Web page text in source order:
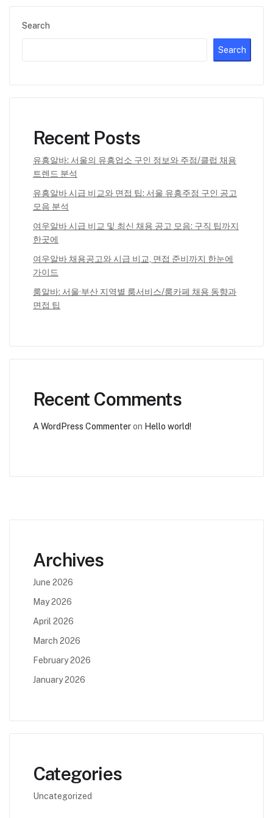
Search
Search
Recent Posts
유흥알바: 서울의 유흥업소 구인 정보와 주점/클럽 채용
트렌드 분석
유흥알바 시급 비교와 면접 팁: 서울 유흥주점 구인 공고
모음 분석
여우알바 시급 비교 및 최신 채용 공고 모음: 구직 팁까지
한곳에
여우알바 채용공고와 시급 비교, 면접 준비까지 한눈에
가이드
룸알바: 서울·부산 지역별 룸서비스/룸카페 채용 동향과
면접 팁
Recent Comments
A WordPress Commenteron Hello world!
Archives
June 2026
May 2026
April 2026
March 2026
February 2026
January 2026
Categories
Uncategorized